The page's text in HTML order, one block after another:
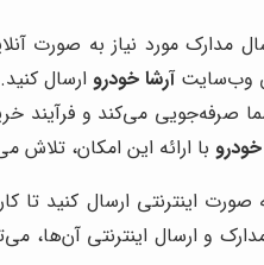
مدارک مورد نیاز به
وب‌سایتآرشا خودرو ارسال
صرفه‌جویی می‌کند و فرآیند
با ارائه این امکان، تلاش
صورت اینترنتی ارسال کنید
و ارسال اینترنتی آن‌ها،